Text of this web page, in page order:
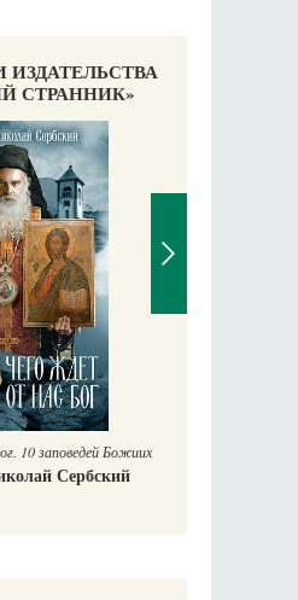
СТРАННИК»
10 заповедей Божиих
Сербский